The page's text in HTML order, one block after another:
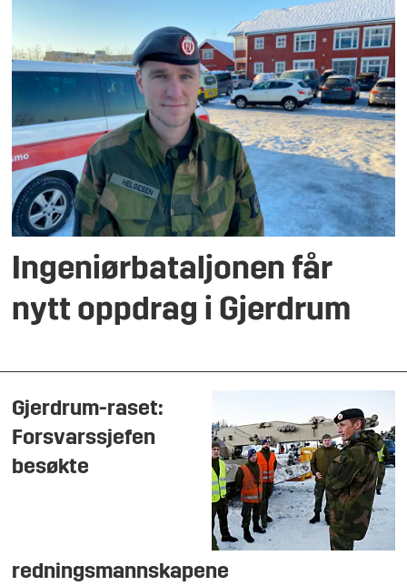
Ingeniørbataljonen får
nytt oppdrag i Gjerdrum
Gjerdrum-raset:
Forsvarssjefen
besøkte
redningsmannskapene